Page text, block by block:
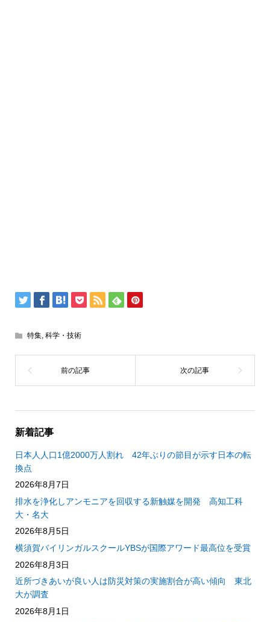
特集, 科学・技術
新着記事
日本人人口1億2000万人割れ 42年ぶりの節目が示す日本の転
換点
2026年8月7日
排水を浄化しアンモニアを回収する新触媒を開発 高知工科
大・名大
2026年8月5日
横須賀バイリンガルスクールYBSが国際アワード最高位を受賞
2026年8月3日
近所づきあいが良い人は防災対策の実施割合が高い傾向 東北
大が調査
2026年8月1日